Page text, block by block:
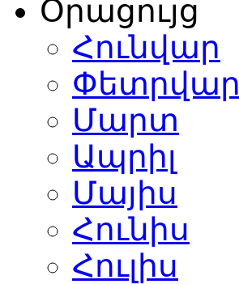
Օրացույց
Հունվար
Փետրվար
Մարտ
Ապրիլ
Մայիս
Հունիս
Հուլիս